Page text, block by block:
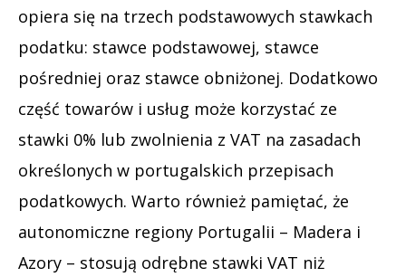
opiera się na trzech podstawowych stawkach
podatku: stawce podstawowej, stawce
pośredniej oraz stawce obniżonej. Dodatkowo
część towarów i usług może korzystać ze
stawki 0% lub zwolnienia z VAT na zasadach
określonych w portugalskich przepisach
podatkowych. Warto również pamiętać, że
autonomiczne regiony Portugalii – Madera i
Azory – stosują odrębne stawki VAT niż